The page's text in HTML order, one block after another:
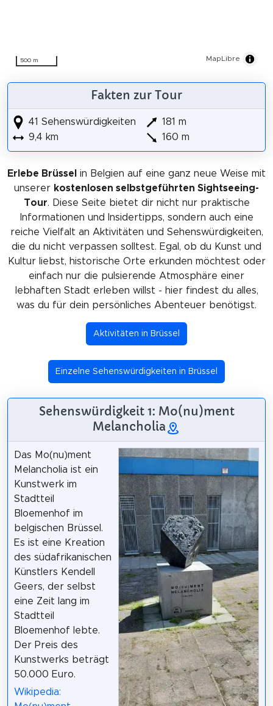
500 m MapLibre
Fakten zur Tour
41 Sehenswürdigkeiten
9,4 km
181 m
160 m
Erlebe Brüssel
in Belgien auf eine ganz neue Weise mit
unserer kostenlosen selbstgeführten Sightseeing-
Tour. Diese Seite bietet dir nicht nur praktische
Informationen und Insidertipps, sondern auch eine
reiche Vielfalt an Aktivitäten und Sehenswürdigkeiten,
die du nicht verpassen solltest. Egal, ob du Kunst und
Kultur liebst, historische Orte erkunden möchtest oder
einfach nur die pulsierende Atmosphäre einer
lebhaften Stadt erleben willst - hier findest du alles,
was du für dein persönliches Abenteuer benötigst.
Aktivitäten in Brüssel
Einzelne Sehenswürdigkeiten in Brüssel
Sehenswürdigkeit 1: Mo(nu)ment
Melancholia
Das Mo(nu)ment
Melancholia ist ein
Kunstwerk im
Stadtteil
Bloemenhof im
belgischen Brüssel.
Es ist eine Kreation
des südafrikanischen
Künstlers Kendell
Geers, der selbst
eine Zeit lang im
Stadtteil
Bloemenhof lebte.
Der Preis des
Kunstwerks beträgt
50.000 Euro.
Wikipedia: